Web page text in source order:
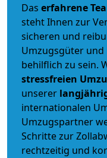
Das erfahrene
steht Ihnen zur
sicheren und
Umzugsgüter und
behilflich zu sein.
stressfreien
unserer
internationalen
Umzugspartner
Schritte zur
rechtzeitig und